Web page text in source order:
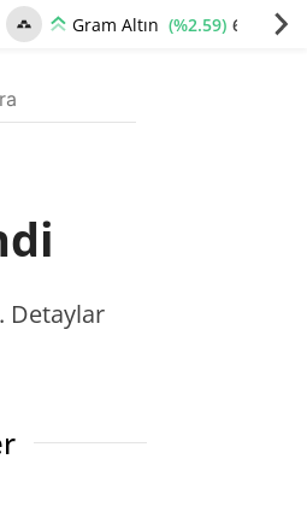
Gram Altın (%2.59) 6660.55
Detaylar